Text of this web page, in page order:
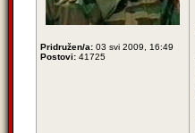
Pridružen/a: 03 svi 2009, 16:49
Postovi: 41725